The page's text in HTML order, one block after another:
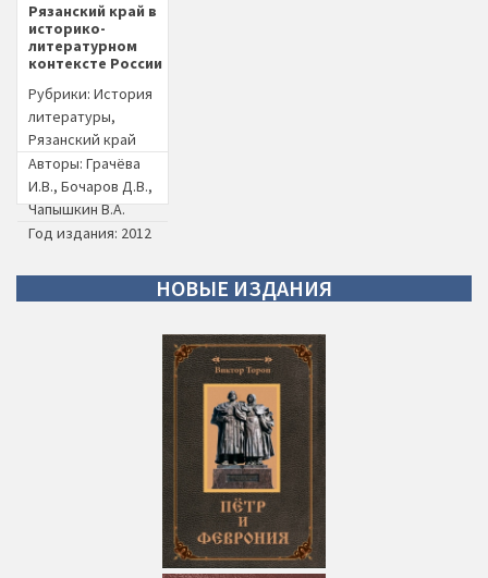
Рязанский край в
историко-
литературном
контексте России
Рубрики: История
литературы,
Рязанский край
Авторы: Грачёва
И.В., Бочаров Д.В.,
Чапышкин В.А.
Год издания: 2012
НОВЫЕ ИЗДАНИЯ